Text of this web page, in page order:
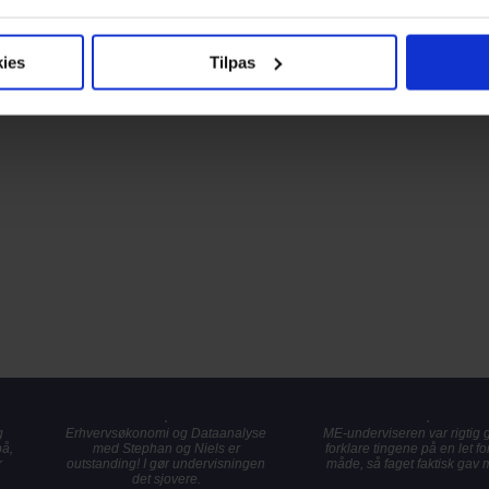
Tilpas
Erhvervsøkonomi og Dataanalyse
med Stephan og Niels er
outstanding! I gør undervisningen
det sjovere.
ME-underviseren var rigtig
forklare tingene på en let
måde, så faget faktisk gav